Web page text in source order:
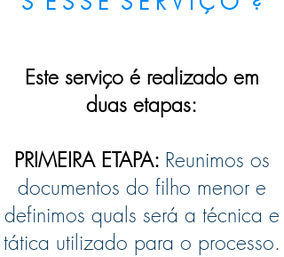
Este serviço é realizado em
duas etapas:
PRIMEIRA ETAPA: Reunimos os
documentos do filho menor e
definimos quals será a técnica e
tática utilizado para o processo.